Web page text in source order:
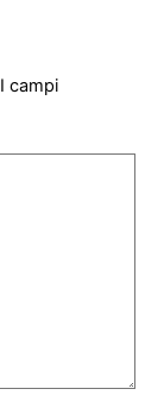
I campi